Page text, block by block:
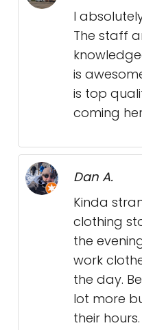
I
The staff
is
is top
coming
Dan A.
Kinda
clothing
the
work
the day.
lot more
their hours.